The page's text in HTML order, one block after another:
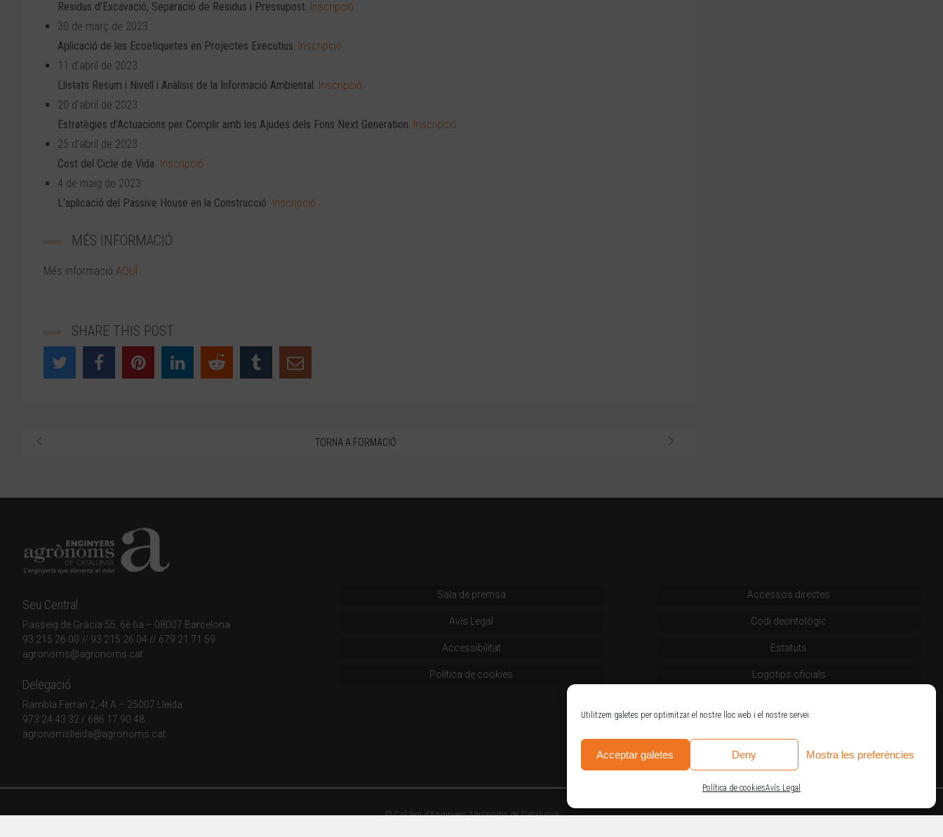
Utilitzem galetes per optimitzar el nostre lloc web i el nostre servei.
Acceptar galetes Deny Mostra les preferències
Política de cookiesAvís Legal
Residus d’Excavació, Separació de Residus i Pressupost. Inscripció
30 de març de 2023
Aplicació de les Ecoetiquetes en Projectes Executius. Inscripció
11 d’abril de 2023
Llistats Resum i Nivell i Anàlisis de la Informació Ambiental. Inscripció
20 d’abril de 2023
Estratègies d’Actuacions per Complir amb les Ajudes dels Fons Next Generation. Inscripció
25 d’abril de 2023
Cost del Cicle de Vida Inscripció
4 de maig de 2023
L’aplicació del Passive House en la Construcció Inscripció
MÉS INFORMACIÓ
Més informació AQUÍ
SHARE THIS POST
TORNA A FORMACIÓ
Seu Central
Passeig de Gràcia 55, 6è 6a – 08007 Barcelona
93 215 26 00 // 93 215 26 04 // 679 21 71 59
agronoms@agronoms.cat
Delegació
Rambla Ferran 2, 4t A – 25007 Lleida
973 24 43 32 / 686 17 90 48
agronomslleida@agronoms.cat
Sala de premsa
Avís Legal
Accessibilitat
Política de cookies
Accessos directes
Codi deontològic
Estatuts
Logotips oficials
© Col·legi d'Enginyers Agrònoms de Catalunya